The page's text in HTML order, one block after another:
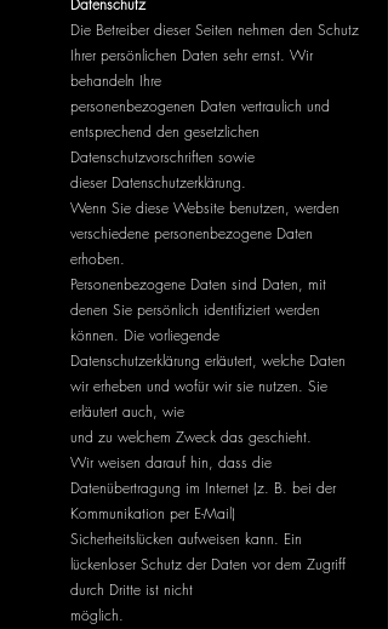
Datenschutz
Die Betreiber dieser Seiten nehmen den Schutz
Ihrer persönlichen Daten sehr ernst. Wir
behandeln Ihre
personenbezogenen Daten vertraulich und
entsprechend den gesetzlichen
Datenschutzvorschriften sowie
dieser Datenschutzerklärung.
Wenn Sie diese Website benutzen, werden
verschiedene personenbezogene Daten
erhoben.
Personenbezogene Daten sind Daten, mit
denen Sie persönlich identifiziert werden
können. Die vorliegende
Datenschutzerklärung erläutert, welche Daten
wir erheben und wofür wir sie nutzen. Sie
erläutert auch, wie
und zu welchem Zweck das geschieht.
Wir weisen darauf hin, dass die
Datenübertragung im Internet (z. B. bei der
Kommunikation per E-Mail)
Sicherheitslücken aufweisen kann. Ein
lückenloser Schutz der Daten vor dem Zugriff
durch Dritte ist nicht
möglich.